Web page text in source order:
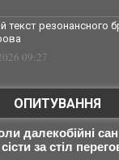
текст резонансного
09:27
ОПИТУВАННЯ
далекобійні
за стіл